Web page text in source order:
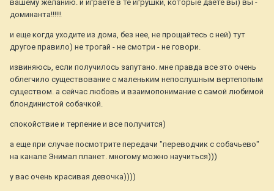
вашему желанию. и играете в те игрушки, которые даете вы) вы -
доминанта!!!!!!
и еще когда уходите из дома, без нее, не прощайтесь с ней) тут
другое правило) не трогай - не смотри - не говори.
извиняюсь, если получилось запутано. мне правда все это очень
облегчило существование с маленьким непослушным вертепопым
существом. а сейчас любовь и взаимопонимание с самой любимой
блондинистой собачкой.
спокойствие и терпение и все получится)
а еще при случае посмотрите передачи "переводчик с собачьево"
на канале Энимал планет. многому можно научиться)))
у вас очень красивая девочка))))